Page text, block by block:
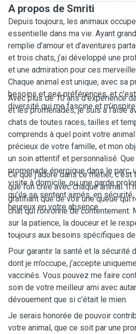
A propos de Smriti
Depuis toujours, les animaux
essentielle dans ma vie. Ayant
remplie d’amour et d’aventures
et trois chats, j’ai développé une
et une admiration pour ces
Chaque animal est unique, avec sa
besoins et ses préférences, et
diversité qui me fascine et
Avec plus de 10 ans d’expérience
et les promenades, je suis à l’aise
chats de toutes races, tailles et
comprends à quel point votre
précieux de votre famille, et mon
un soin attentif et personnalisé.
promenade énergique dans le parc,
visite à domicile, ou une garde
qu’ils se sentent aimés, en
heureux en votre absence.
Ce que j’adore dans ce métier,
que l’on crée avec chaque animal. Il
gratifiant que de voir une queue qui
chat qui ronronne de contentement.
sur la patience, la douceur et le
toujours aux besoins spécifiques de
Pour garantir la santé et la sécurité
dont je m’occupe, j’accepte
vaccinés. Vous pouvez me faire
soin de votre meilleur ami avec
dévouement que si c’était le mien.
Je serais honorée de pouvoir
votre animal, que ce soit par une